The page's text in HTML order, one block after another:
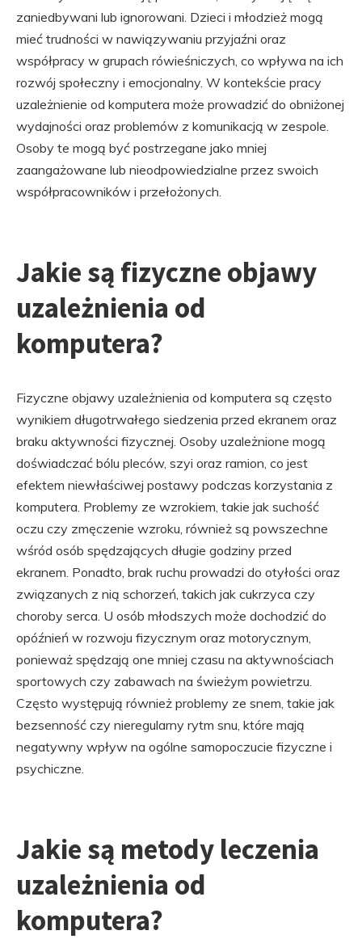
zaniedbywani lub ignorowani. Dzieci i młodzież mogą
mieć trudności w nawiązywaniu przyjaźni oraz
współpracy w grupach rówieśniczych, co wpływa na ich
rozwój społeczny i emocjonalny. W kontekście pracy
uzależnienie od komputera może prowadzić do obniżonej
wydajności oraz problemów z komunikacją w zespole.
Osoby te mogą być postrzegane jako mniej
zaangażowane lub nieodpowiedzialne przez swoich
współpracowników i przełożonych.
Jakie są fizyczne objawy
uzależnienia od
komputera?
Fizyczne objawy uzależnienia od komputera są często
wynikiem długotrwałego siedzenia przed ekranem oraz
braku aktywności fizycznej. Osoby uzależnione mogą
doświadczać bólu pleców, szyi oraz ramion, co jest
efektem niewłaściwej postawy podczas korzystania z
komputera. Problemy ze wzrokiem, takie jak suchość
oczu czy zmęczenie wzroku, również są powszechne
wśród osób spędzających długie godziny przed
ekranem. Ponadto, brak ruchu prowadzi do otyłości oraz
związanych z nią schorzeń, takich jak cukrzyca czy
choroby serca. U osób młodszych może dochodzić do
opóźnień w rozwoju fizycznym oraz motorycznym,
ponieważ spędzają one mniej czasu na aktywnościach
sportowych czy zabawach na świeżym powietrzu.
Często występują również problemy ze snem, takie jak
bezsenność czy nieregularny rytm snu, które mają
negatywny wpływ na ogólne samopoczucie fizyczne i
psychiczne.
Jakie są metody leczenia
uzależnienia od
komputera?